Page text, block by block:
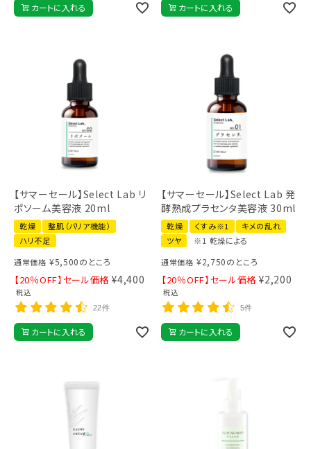
カートに入れる カートに入れる
【サマーセール】Select Lab リ
ポソーム美容液 20ml
乾燥
整肌（バリア機能）
ハリ不足
通常価格 ¥5,500のところ
【20％OFF】セール価格 ¥4,400
税込
22件
カートに入れる
【サマーセール】Select Lab 発
酵熟成プラセンタ美容液 30ml
乾燥 くすみ※1
キメの乱れ
ツヤ
※1 乾燥による
通常価格 ¥2,750のところ
【20％OFF】セール価格 ¥2,200
税込
5件
カートに入れる